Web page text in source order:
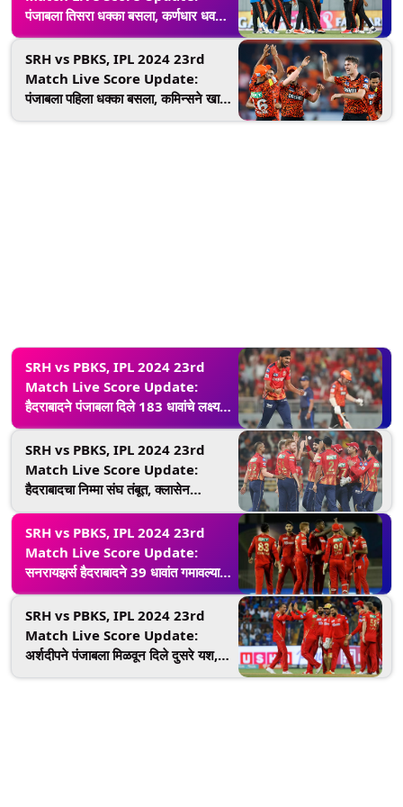
पंजाबला तिसरा धक्का बसला, कर्णधार धवनही
बाद, भुवनेश्वरला मिळाली विकेट
SRH vs PBKS, IPL 2024 23rd
Match Live Score Update:
पंजाबला पहिला धक्का बसला, कमिन्सने खाते
SRH vs PBKS, IPL 2024 23rd
Match Live Score Update:
हैदराबादने पंजाबला दिले 183 धावांचे लक्ष्य,
नितीशचे अर्धशतक, अर्शदीपचे चार बळी
SRH vs PBKS, IPL 2024 23rd
Match Live Score Update:
हैदराबादचा निम्मा संघ तंबूत, क्लासेन
पॅव्हेलियनमध्ये परतला
SRH vs PBKS, IPL 2024 23rd
Match Live Score Update:
सनरायझर्स हैदराबादने 39 धावांत गमावल्या
तीन विकेट, अभिषेक शर्माही पॅव्हेलियनमध्ये
SRH vs PBKS, IPL 2024 23rd
Match Live Score Update:
अर्शदीपने पंजाबला मिळवून दिले दुसरे यश,